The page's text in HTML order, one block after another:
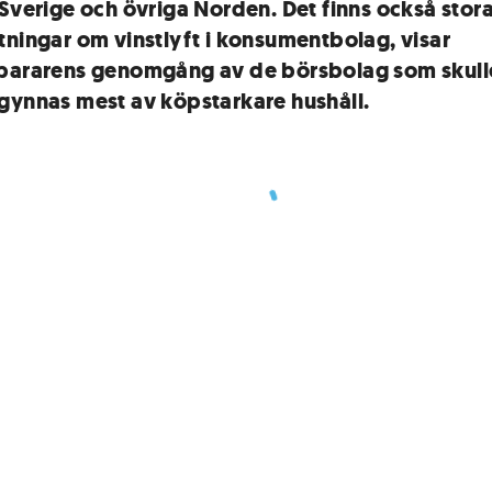
och övriga Norden. Det finns också
om vinstlyft i konsumentbolag, visar
genomgång av de börsbolag som
mest av köpstarkare hushåll.